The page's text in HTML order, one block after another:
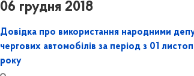
06 грудня 2018
Довідка про використання народними
чергових автомобілів за період з 01
року